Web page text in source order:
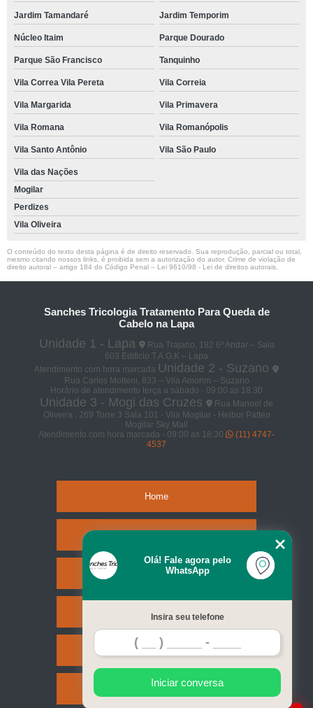
Jardim Tamandaré Jardim Temporim
Núcleo Itaim Parque Dourado
Parque São Francisco Tanquinho
Vila Correa Vila Pereta Vila Correia
Vila Margarida Vila Primavera
Vila Romana Vila Romanópolis
Vila Santo Antônio Vila São Paulo
Vila das Nações
Mogilar
Perdizes
Vila Oliveira
O conteúdo do texto desta página é de direito reservado. Sua reprodução, parcial ou total,
mesmo citando nossos links, é proibida sem a autorização do autor. Crime de violação de
direito autoral – artigo 184 do Código Penal – Lei 9610/98 - Lei de direitos autorais
Sanches Tricologia Tratamento Para Queda de
Cabelo na Lapa
Unidade 1 - Lapa
Rua Trajano, 182 6º Andar – Sala
603 Edificio T.A.O.K – Lapa
Atendimento com hora marcada Unidade 2 - Suzano
Rua Carlos Molteni, 833 – Vila Amorim – Suzano
Horário de atendimento terça a sábado - 09:00 as 18:30
Unidade 3 - Mogi das Cruzes
Rua Manoel de
Oliveira , 269 Torre 3 Sala 101 - Vila Mogilar - Helbor Patteo
Mogilar Sky Mall
Atendimento com hora marcada - 09:00 as 18:30
(11) 4747-
4537
Home
Missão
Serviços
Contato
Mapa do site
Olá! Fale agora pelo
WhatsApp
Insira seu telefone
Iniciar conversa